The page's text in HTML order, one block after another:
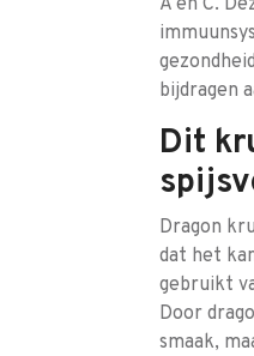
A en C.
bijdragen
Dit
Dragon
dat het
gebruikt
Door
smaak,